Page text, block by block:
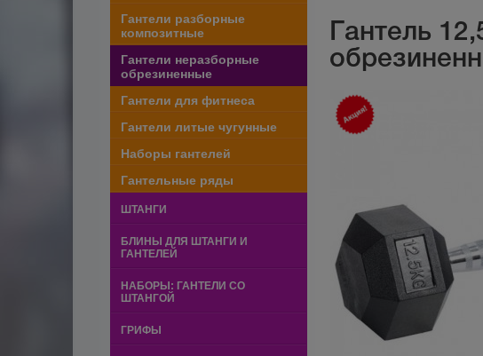
Гантели разборные
композитные
Гантели неразборные
обрезиненные
Гантели для фитнеса
Гантели литые чугунные
Наборы гантелей
Гантельные ряды
ШТАНГИ
БЛИНЫ ДЛЯ ШТАНГИ И
ГАНТЕЛЕЙ
НАБОРЫ: ГАНТЕЛИ СО
ШТАНГОЙ
ГРИФЫ
Гантель